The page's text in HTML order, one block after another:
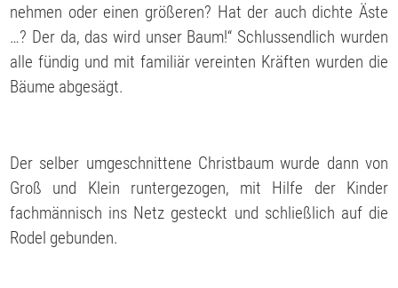
nehmen oder einen größeren? Hat der auch dichte Äste
…? Der da, das wird unser Baum!“ Schlussendlich wurden
alle fündig und mit familiär vereinten Kräften wurden die
Bäume abgesägt.
Der selber umgeschnittene Christbaum wurde dann von
Groß und Klein runtergezogen, mit Hilfe der Kinder
fachmännisch ins Netz gesteckt und schließlich auf die
Rodel gebunden.